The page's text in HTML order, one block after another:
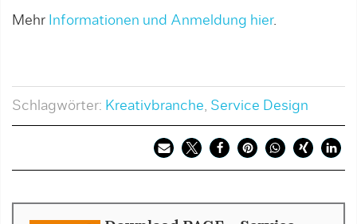
Mehr Informationen und Anmeldung hier.
Schlagwörter: Kreativbranche, Service Design